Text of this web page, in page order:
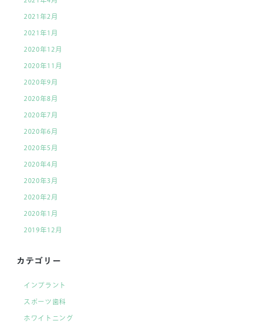
2021年2月
2021年1月
2020年12月
2020年11月
2020年9月
2020年8月
2020年7月
2020年6月
2020年5月
2020年4月
2020年3月
2020年2月
2020年1月
2019年12月
カテゴリー
インプラント
スポーツ歯科
ホワイトニング